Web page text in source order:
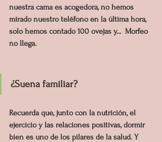
nuestra cama es acogedora, no hemos
mirado nuestro teléfono en la última hora,
solo hemos contado 100 ovejas y...  Morfeo
no llega.
¿Suena familiar?
Recuerda que, junto con la nutrición, el
ejercicio y las relaciones positivas, dormir
bien es uno de los pilares de la salud. Y